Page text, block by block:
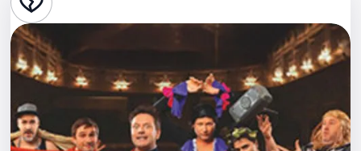
Стендап
Выставки
Экскурсии